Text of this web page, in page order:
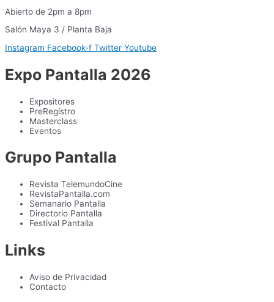
Abierto de 2pm a 8pm
Salón Maya 3 / Planta Baja
Instagram Facebook-f Twitter Youtube
Expo Pantalla 2026
Expositores
PreRegístro
Masterclass
Eventos
Grupo Pantalla
Revista TelemundoCine
RevistaPantalla.com
Semanario Pantalla
Directorio Pantalla
Festival Pantalla
Links
Aviso de Privacidad
Contacto